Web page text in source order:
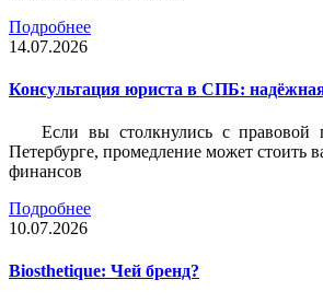
Подробнее
14.07.2026
Консультация юриста в СПБ:
Если вы столкнулись с правовой
Петербурге, промедление может стоить
финансов
Подробнее
10.07.2026
Biosthetique: Чей бренд?